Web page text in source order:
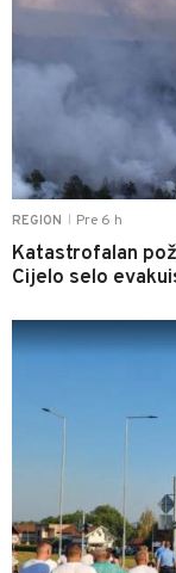
REGION Pre 6 h
Katastrofalan
Cijelo selo